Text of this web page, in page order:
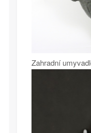
Zahradní